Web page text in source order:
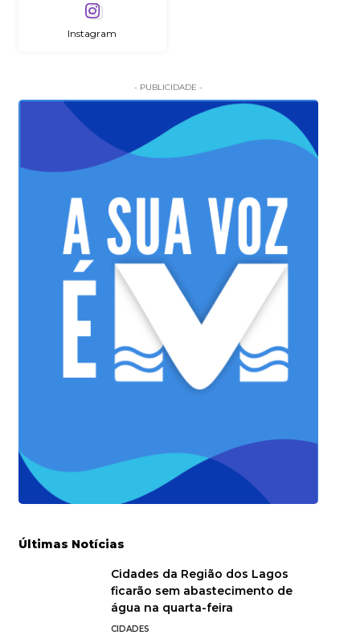
Instagram
- PUBLICIDADE -
Últimas Notícias
Cidades da Região dos Lagos
ficarão sem abastecimento de
água na quarta-feira
CIDADES